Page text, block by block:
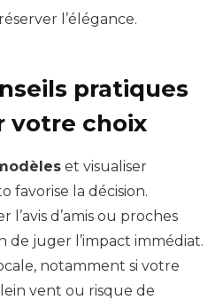
l’élégance.
pratiques
votre choix
et visualiser
favorise la décision.
l’avis d’amis ou proches
de juger l’impact immédiat.
notamment si votre
vent ou risque de